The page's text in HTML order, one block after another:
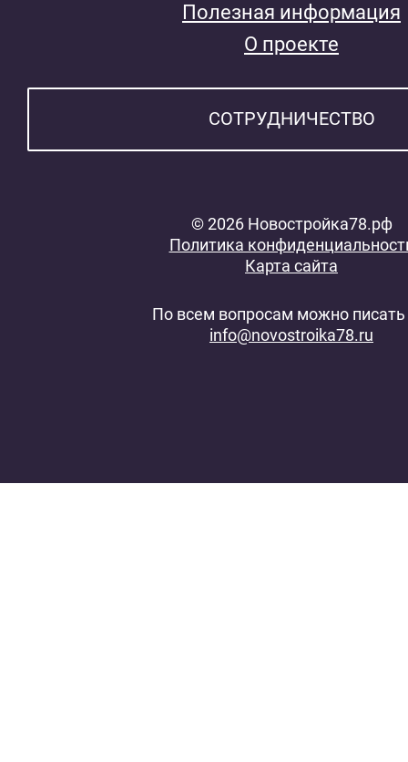
Полезная информация
О проекте
СОТРУДНИЧЕСТВО
© 2026 Новостройка78.рф
Политика
Карта сайта
По всем вопросам можно писать
info@novostroika78.ru